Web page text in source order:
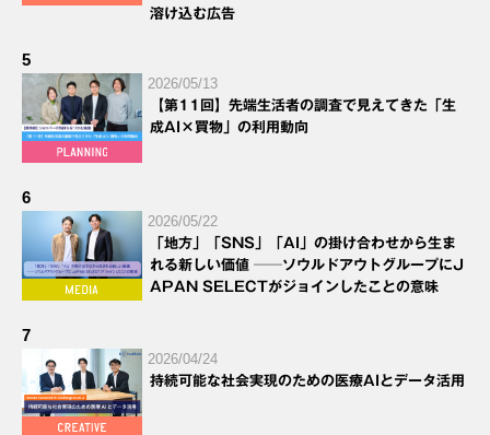
溶け込む広告
5
2026/05/13
【第11回】先端生活者の調査で見えてきた「生
成AI×買物」の利用動向
6
2026/05/22
「地方」「SNS」「AI」の掛け合わせから生ま
れる新しい価値 ──ソウルドアウトグループにJ
APAN SELECTがジョインしたことの意味
7
2026/04/24
持続可能な社会実現のための医療AIとデータ活用